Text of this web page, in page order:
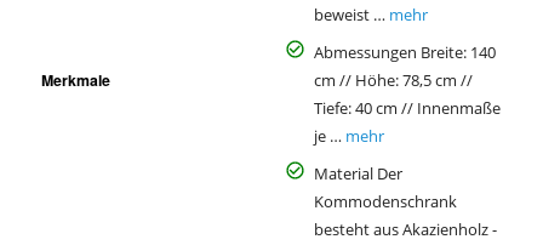
Merkmale
beweist … mehr
Abmessungen Breite: 140
cm // Höhe: 78,5 cm //
Tiefe: 40 cm // Innenmaße
je … mehr
Material Der
Kommodenschrank
besteht aus Akazienholz -